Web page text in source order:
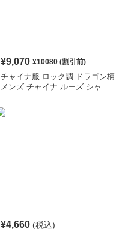
¥9,070 ¥10080(割引前)
チャイナ服 ロック調 ドラゴン柄
メンズ チャイナ ルーズ シャ
¥4,660 (税込)